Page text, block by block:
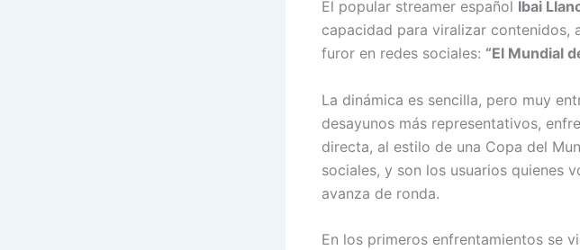
El popular streamer español Ibai
capacidad para viralizar contenidos,
furor en redes sociales: “El Mundial
La dinámica es sencilla, pero muy
desayunos más representativos,
directa, al estilo de una Copa del
sociales, y son los usuarios quienes
avanza de ronda.
En los primeros enfrentamientos se